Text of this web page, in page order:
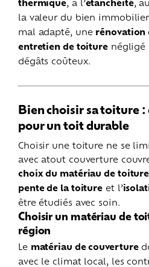
la valeur du bien
mal adapté, une rénovation
entretien de toiturenégligé
dégâts coûteux.
Bien choisir sa toiture
pour un toit durable
Choisir une toiture ne se
avec atout couverture
choix du matériau de toiture
pente de la toiture et l’
être étudiés avec soin.
Choisir un matériau de
région
Le matériau de couverture
avec le climat local, les